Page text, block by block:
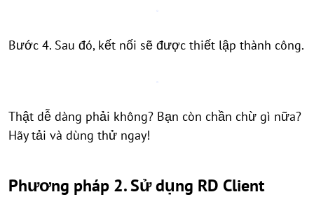
Bước 4. Sau đó, kết nối sẽ được thiết lập thành công.
Thật dễ dàng phải không? Bạn còn chần chừ gì nữa?
Hãy tải và dùng thử ngay!
Phương pháp 2. Sử dụng RD Client